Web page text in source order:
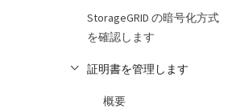
StorageGRID の暗号化方式
を確認します
証明書を管理します
概要